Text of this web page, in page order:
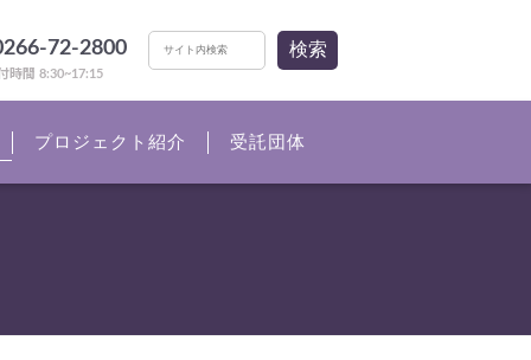
72-2800
時間 8:30~17:15
検索
プロジェクト紹介 受託団体